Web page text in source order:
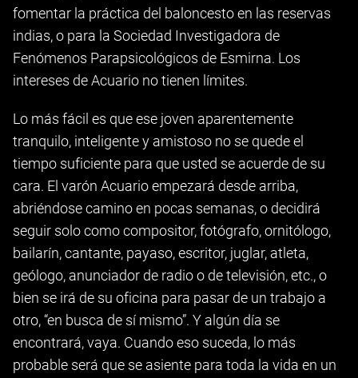
fomentar la práctica del baloncesto en las reservas
indias, o para la Sociedad Investigadora de
Fenómenos Parapsicológicos de Esmirna. Los
intereses de Acuario no tienen límites.
Lo más fácil es que ese joven aparentemente
tranquilo, inteligente y amistoso no se quede el
tiempo suficiente para que usted se acuerde de su
cara. El varón Acuario empezará desde arriba,
abriéndose camino en pocas semanas, o decidirá
seguir solo como compositor, fotógrafo, ornitólogo,
bailarín, cantante, payaso, escritor, juglar, atleta,
geólogo, anunciador de radio o de televisión, etc., o
bien se irá de su oficina para pasar de un trabajo a
otro, “en busca de sí mismo”. Y algún día se
encontrará, vaya. Cuando eso suceda, lo más
probable será que se asiente para toda la vida en un